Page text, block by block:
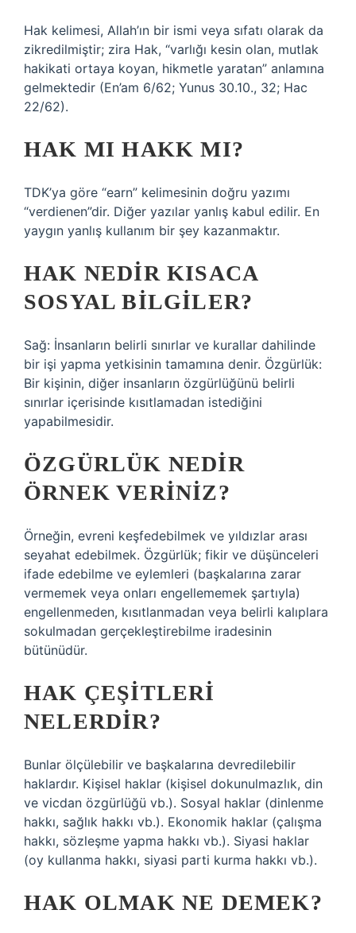
Hak kelimesi, Allah’ın bir ismi veya sıfatı olarak da
zikredilmiştir; zira Hak, “varlığı kesin olan, mutlak
hakikati ortaya koyan, hikmetle yaratan” anlamına
gelmektedir (En’am 6/62; Yunus 30.10., 32; Hac
22/62).
HAK MI HAKK MI?
TDK’ya göre “earn” kelimesinin doğru yazımı
“verdienen”dir. Diğer yazılar yanlış kabul edilir. En
yaygın yanlış kullanım bir şey kazanmaktır.
HAK NEDIR KISACA
SOSYAL BILGILER?
Sağ: İnsanların belirli sınırlar ve kurallar dahilinde
bir işi yapma yetkisinin tamamına denir. Özgürlük:
Bir kişinin, diğer insanların özgürlüğünü belirli
sınırlar içerisinde kısıtlamadan istediğini
yapabilmesidir.
ÖZGÜRLÜK NEDIR
ÖRNEK VERINIZ?
Örneğin, evreni keşfedebilmek ve yıldızlar arası
seyahat edebilmek. Özgürlük; fikir ve düşünceleri
ifade edebilme ve eylemleri (başkalarına zarar
vermemek veya onları engellememek şartıyla)
engellenmeden, kısıtlanmadan veya belirli kalıplara
sokulmadan gerçekleştirebilme iradesinin
bütünüdür.
HAK ÇEŞITLERI
NELERDIR?
Bunlar ölçülebilir ve başkalarına devredilebilir
haklardır. Kişisel haklar (kişisel dokunulmazlık, din
ve vicdan özgürlüğü vb.). Sosyal haklar (dinlenme
hakkı, sağlık hakkı vb.). Ekonomik haklar (çalışma
hakkı, sözleşme yapma hakkı vb.). Siyasi haklar
(oy kullanma hakkı, siyasi parti kurma hakkı vb.).
HAK OLMAK NE DEMEK?